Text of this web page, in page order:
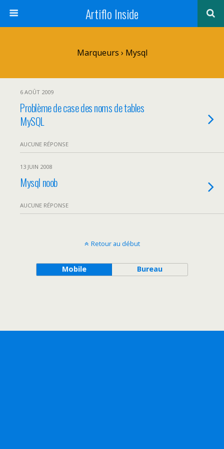
Artiflo Inside
Marqueurs › Mysql
6 AOÛT 2009
Problème de case des noms de tables
MySQL
AUCUNE RÉPONSE
13 JUIN 2008
Mysql noob
AUCUNE RÉPONSE
Retour au début
Mobile Bureau